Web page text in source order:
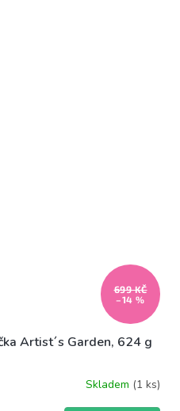
699 KČ
–14 %
Artist´s Garden, 624 g
Skladem (1 ks)